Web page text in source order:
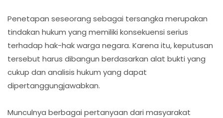
Penetapan seseorang sebagai tersangka merupakan
tindakan hukum yang memiliki konsekuensi serius
terhadap hak-hak warga negara. Karena itu, keputusan
tersebut harus dibangun berdasarkan alat bukti yang
cukup dan analisis hukum yang dapat
dipertanggungjawabkan.
Munculnya berbagai pertanyaan dari masyarakat